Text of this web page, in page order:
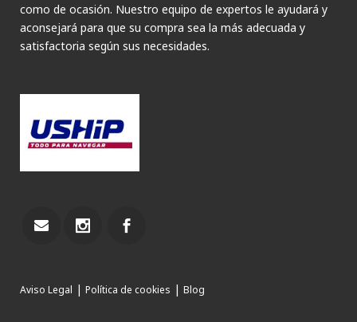
como de ocasión. Nuestro equipo de expertos le ayudará y
aconsejará para que su compra sea la más adecuada y
satisfactoria según sus necesidades.
Aviso Legal | Política de cookies | Blog